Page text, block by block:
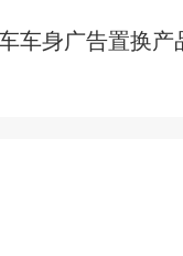
车身广告置换产